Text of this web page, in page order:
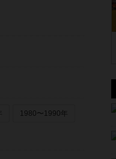
1980〜1990年